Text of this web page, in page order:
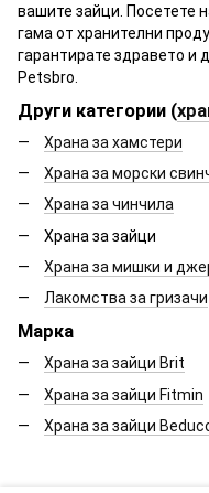
вашите зайци. Посетете
гама от хранителни
гарантирате здравето и
Petsbro.
Други категории (
Храна за хамстери
Храна за морски
Храна за чинчила
Храна за зайци
Храна за мишки и
Лакомства за гризачи
Марка
Храна за зайци Brit
Храна за зайци Fitmin
Храна за зайци